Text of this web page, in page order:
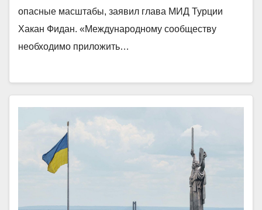
опасные масштабы, заявил глава МИД Турции
Хакан Фидан. «Международному сообществу
необходимо приложить…